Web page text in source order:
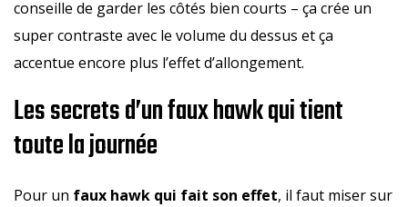
conseille de garder les côtés bien courts – ça crée un
super contraste avec le volume du dessus et ça
accentue encore plus l’effet d’allongement.
Les secrets d’un faux hawk qui tient
toute la journée
Pour un faux hawk qui fait son effet, il faut miser sur